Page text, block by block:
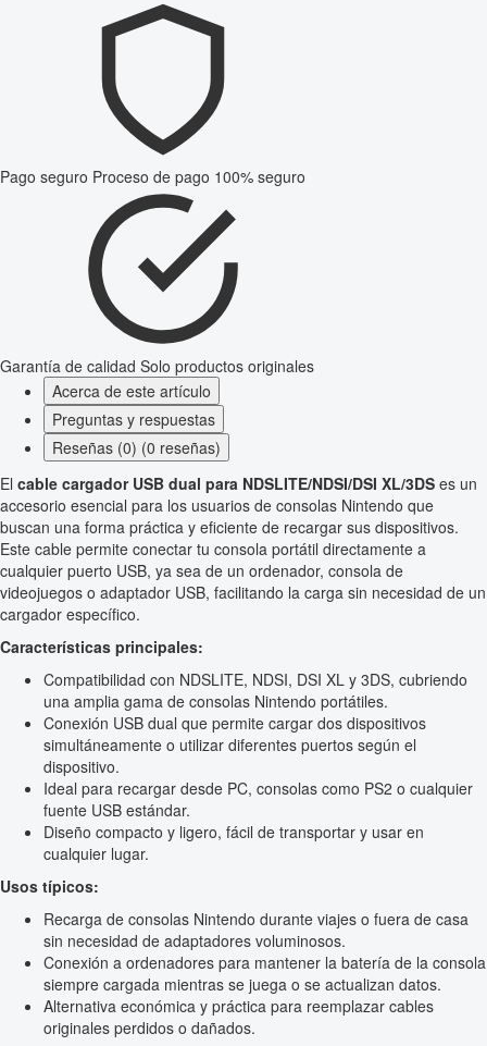
Pago seguro Proceso de pago 100% seguro
Garantía de calidad Solo productos originales
Acerca de este artículo
Preguntas y respuestas
Reseñas (0) (0 reseñas)
El cable cargador USB dual para NDSLITE/NDSI/DSI XL/3DS es un
accesorio esencial para los usuarios de consolas Nintendo que
buscan una forma práctica y eficiente de recargar sus dispositivos.
Este cable permite conectar tu consola portátil directamente a
cualquier puerto USB, ya sea de un ordenador, consola de
videojuegos o adaptador USB, facilitando la carga sin necesidad de un
cargador específico.
Características principales:
Compatibilidad con NDSLITE, NDSI, DSI XL y 3DS, cubriendo
una amplia gama de consolas Nintendo portátiles.
Conexión USB dual que permite cargar dos dispositivos
simultáneamente o utilizar diferentes puertos según el
dispositivo.
Ideal para recargar desde PC, consolas como PS2 o cualquier
fuente USB estándar.
Diseño compacto y ligero, fácil de transportar y usar en
cualquier lugar.
Usos típicos:
Recarga de consolas Nintendo durante viajes o fuera de casa
sin necesidad de adaptadores voluminosos.
Conexión a ordenadores para mantener la batería de la consola
siempre cargada mientras se juega o se actualizan datos.
Alternativa económica y práctica para reemplazar cables
originales perdidos o dañados.